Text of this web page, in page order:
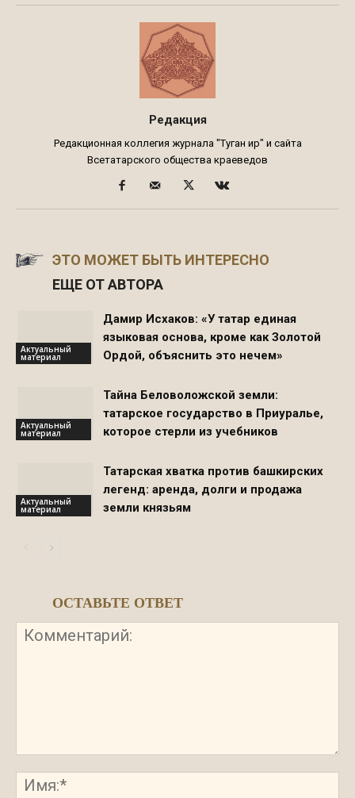
Редакция
Редакционная коллегия журнала "Туган җир" и сайта
Всетатарского общества краеведов
ЭТО МОЖЕТ БЫТЬ ИНТЕРЕСНО
ЕЩЕ ОТ АВТОРА
Актуальный
материал
Дамир Исхаков: «У татар единая
языковая основа, кроме как Золотой
Ордой, объяснить это нечем»
Актуальный
материал
Тайна Беловоложской земли:
татарское государство в Приуралье,
которое стерли из учебников
Актуальный
материал
Татарская хватка против башкирских
легенд: аренда, долги и продажа
земли князьям
ОСТАВЬТЕ ОТВЕТ